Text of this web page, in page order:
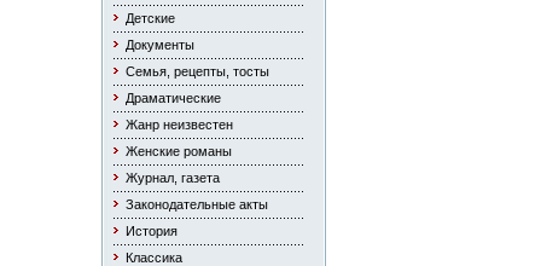
Детские
Документы
Семья, рецепты, тосты
Драматические
Жанр неизвестен
Женские романы
Журнал, газета
Законодательные акты
История
Классика